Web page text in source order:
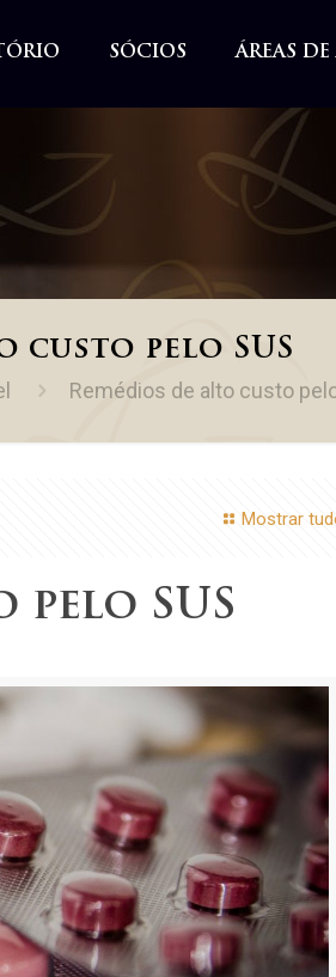
SÓCIOS ÁREAS
custo pelo SUS
Remédios de alto custo
Mostrar
SUS